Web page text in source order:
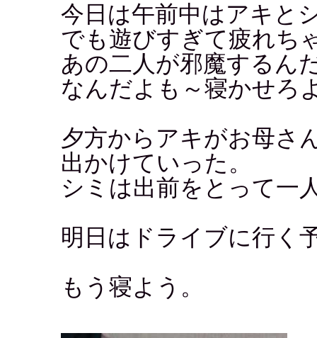
今日は午前中はアキと
でも遊びすぎて疲れち
あの二人が邪魔するん
なんだよも～寝かせろ
夕方からアキがお母さ
出かけていった。
シミは出前をとって一
明日はドライブに行く
もう寝よう。